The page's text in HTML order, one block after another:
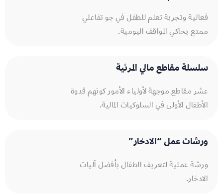
فعالية وتجربة تعلم للطفل في جو تفاعلي
ممتع يحاكي المواقف اليومية.
سلسلة مقاطع مالي المرئية
عشر مقاطع موجهة لأولياء الأمور كونهم قدوة
الأطفال الأولى في السلوكيات المالية.
ورشات عمل “الادخار”
ورشة عملية لتعريف الطفال بأفضل آليات
الادخار.